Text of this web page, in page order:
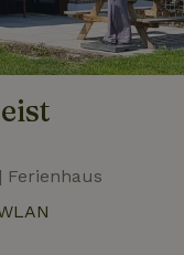
Ferienhaus